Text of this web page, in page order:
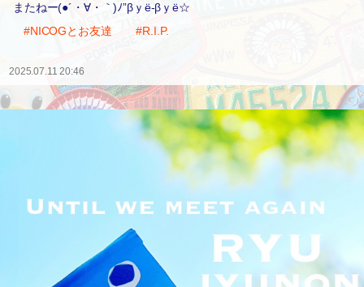
またねー(●´・∀・｀)ﾉ”βｙё-βｙё☆
#NICOGとお友達
#R.I.P.
2025.07.11 20:46